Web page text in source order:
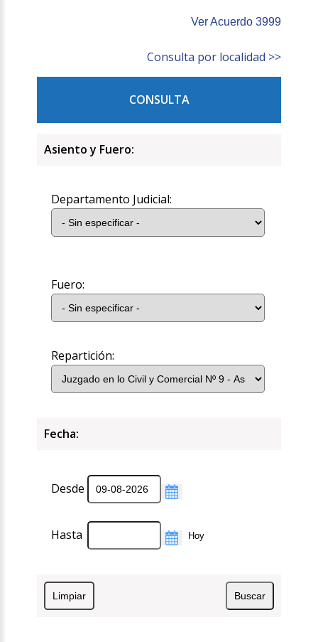
Ver Acuerdo 3999
Consulta por localidad >>
CONSULTA
Asiento y Fuero:
Departamento Judicial:
Fuero:
Repartición:
Fecha:
Desde
Hasta